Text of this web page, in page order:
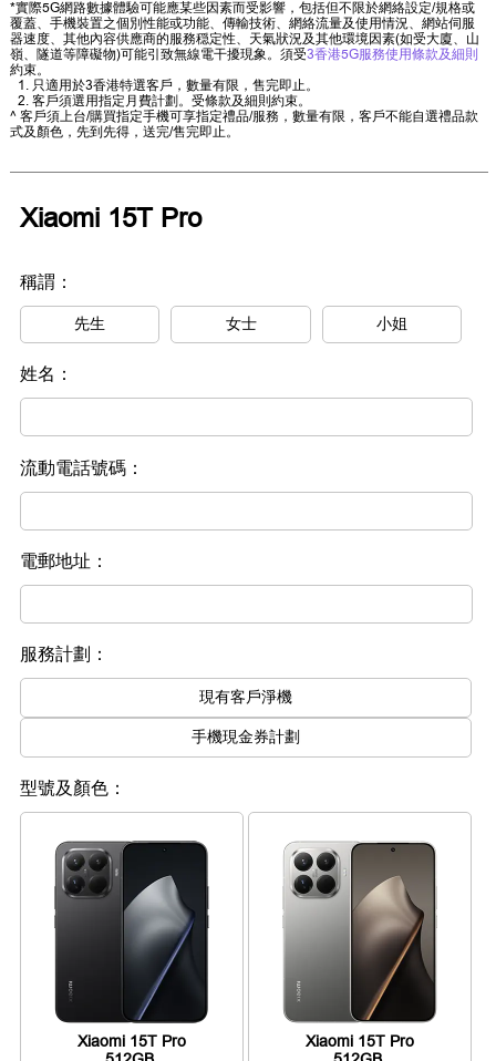
*實際5G網路數據體驗可能應某些因素而受影響，包括但不限於網絡設定/規格或
覆蓋、手機裝置之個別性能或功能、傳輸技術、網絡流量及使用情況、網站伺服
器速度、其他內容供應商的服務穏定性、天氣狀況及其他環境因素(如受大廈、山
嶺、隧道等障礙物)可能引致無線電干擾現象。須受3香港5G服務使用條款及細則
約束。
只適用於3香港特選客戶，數量有限，售完即止。
客戶須選用指定月費計劃。受條款及細則約束。
^ 客戶須上台/購買指定手機可享指定禮品/服務，數量有限，客戶不能自選禮品款
式及顏色，先到先得，送完/售完即止。
Xiaomi 15T Pro
稱謂：
先生 女士 小姐
姓名：
流動電話號碼：
電郵地址：
服務計劃：
現有客戶淨機
手機現金券計劃
型號及顏色：
Xiaomi 15T Pro
Xiaomi 15T Pro